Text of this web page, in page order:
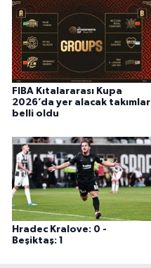
FIBA Kıtalararası Kupa
2026’da yer alacak takımlar
belli oldu
Hradec Kralove: 0 -
Beşiktaş: 1